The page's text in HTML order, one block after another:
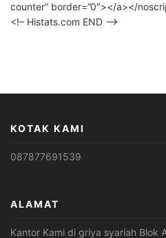
counter” border=”0″></a></
<!– Histats.com END –>
KOTAK KAMI
087877691539
ALAMAT
Kantor Kami di griya syariah Blok